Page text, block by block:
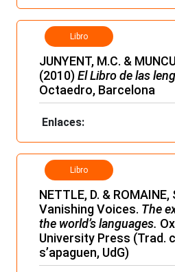
Libro
JUNYENT, M.C. &
(2010)El Libro de las
Octaedro, Barcelona
Enlaces:
Libro
NETTLE, D. & ROMAINE,
Vanishing Voices. The
the world’s languages.
University Press (Trad.
s’apaguen, UdG)